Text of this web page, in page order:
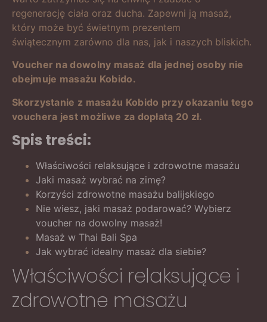
regenerację ciała oraz ducha. Zapewni ją masaż,
który może być świetnym prezentem
świątecznym zarówno dla nas, jak i naszych bliskich.
Voucher na dowolny masaż dla jednej osoby nie
obejmuje masażu Kobido.
Skorzystanie z masażu Kobido przy okazaniu tego
vouchera jest możliwe za dopłatą 20 zł.
Spis treści:
Właściwości relaksujące i zdrowotne masażu
Jaki masaż wybrać na zimę?
Korzyści zdrowotne masażu balijskiego
Nie wiesz, jaki masaż podarować? Wybierz
voucher na dowolny masaż!
Masaż w Thai Bali Spa
Jak wybrać idealny masaż dla siebie?
Właściwości relaksujące i
zdrowotne masażu